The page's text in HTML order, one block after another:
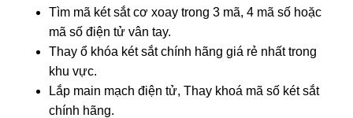
Tìm mã két sắt cơ xoay trong 3 mã, 4 mã số hoặc
mã số điện tử vân tay.
Thay ổ khóa két sắt chính hãng giá rẻ nhất trong
khu vực.
Lắp main mạch điện tử, Thay khoá mã số két sắt
chính hãng.